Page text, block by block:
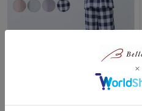
やわらか楊柳ガーゼ7分袖パジ
30%OFF